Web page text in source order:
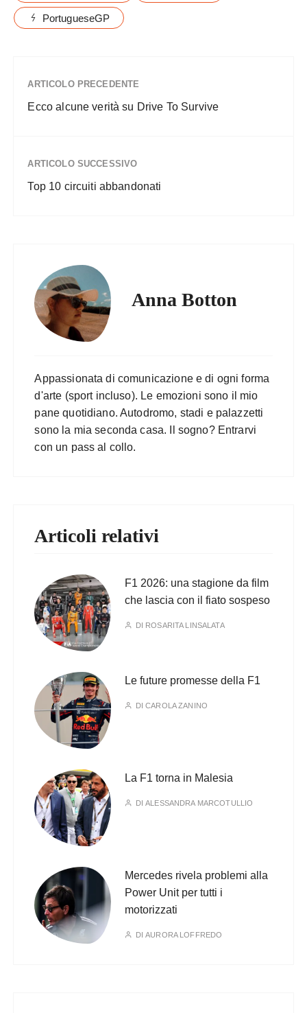
PortugueseGP
ARTICOLO PRECEDENTE
Ecco alcune verità su Drive To Survive
ARTICOLO SUCCESSIVO
Top 10 circuiti abbandonati
Anna Botton
Appassionata di comunicazione e di ogni forma
d'arte (sport incluso). Le emozioni sono il mio
pane quotidiano. Autodromo, stadi e palazzetti
sono la mia seconda casa. Il sogno? Entrarvi
con un pass al collo.
Articoli relativi
F1 2026: una stagione da film
che lascia con il fiato sospeso
DI ROSARITA LINSALATA
Le future promesse della F1
DICAROLA ZANINO
La F1 torna in Malesia
DIALESSANDRA MARCOTULLIO
Mercedes rivela problemi alla
Power Unit per tutti i
motorizzati
DIAURORA LOFFREDO